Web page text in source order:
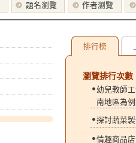
題名瀏覽 作者瀏覽
排行榜
瀏覽排行次數
幼兒教師
南地區為
探討蔬菜
情趣商品